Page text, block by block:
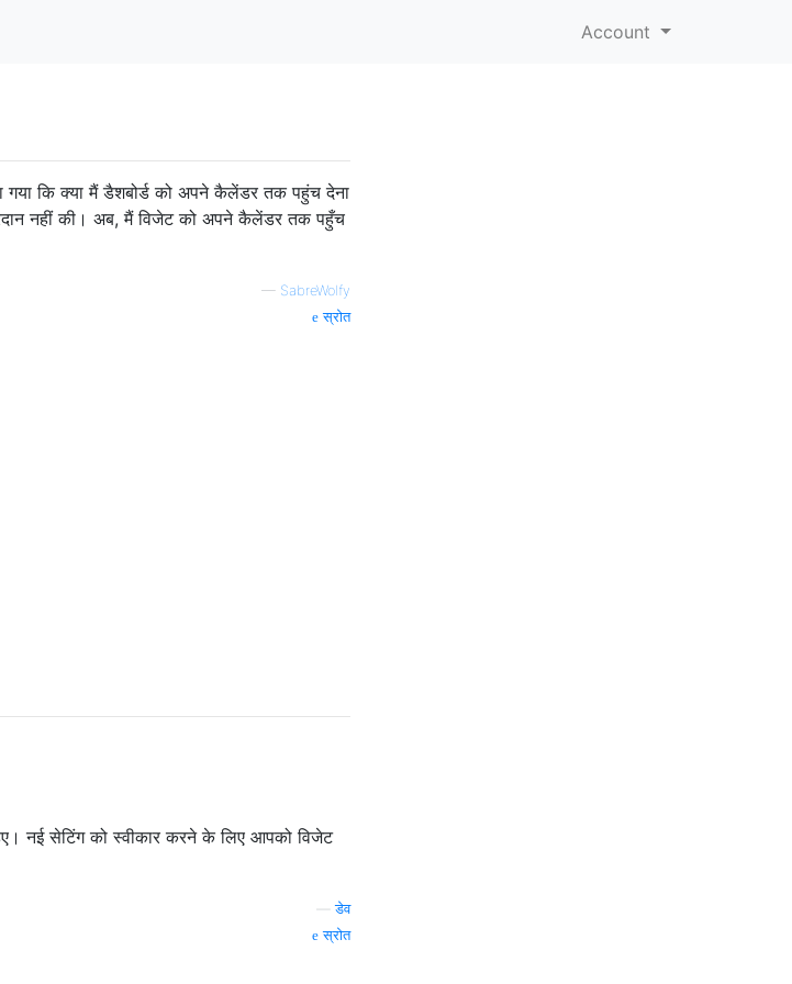
Account
कि क्या मैं डैशबोर्ड को अपने कैलेंडर तक पहुंच देना
नहीं की। अब, मैं विजेट को अपने कैलेंडर तक पहुँच
— SabreWolfy
स्रोत
नई सेटिंग को स्वीकार करने के लिए आपको विजेट
—डेव
स्रोत